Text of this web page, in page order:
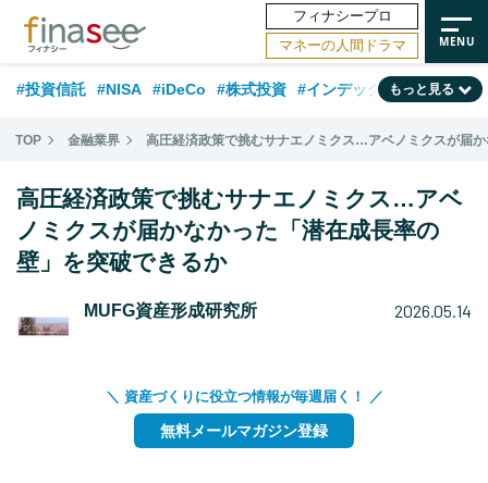
フィナシープロ
マネーの人間ドラマ
#投資信託 #NISA #iDeCo #株式投資 #インデックスファンド
#相談事例 #新NISA #相続・贈与 #FP #積立投資 #30代
#公的年金 #フィナンシャル・ウェルビーイング #トレンド
#50代 #データ・調査 #老後
もっと見る
TOP 金融業界 高圧経済政策で挑むサナエノミクス…アベノミクスが届
高圧経済政策で挑むサナエノミクス…アベ
ノミクスが届かなかった「潜在成長率の
壁」を突破できるか
MUFG資産形成研究所 2026.05.14
＼ 資産づくりに役立つ情報が毎週届く！ ／
無料メールマガジン登録